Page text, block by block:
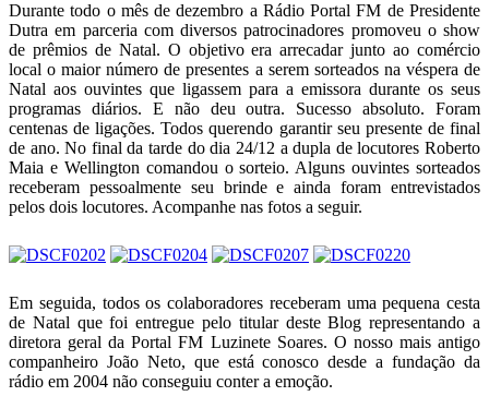
Durante todo o mês de dezembro a Rádio Portal FM de Presidente
Dutra em parceria com diversos patrocinadores promoveu o show
de prêmios de Natal. O objetivo era arrecadar junto ao comércio
local o maior número de presentes a serem sorteados na véspera de
Natal aos ouvintes que ligassem para a emissora durante os seus
programas diários. E não deu outra. Sucesso absoluto. Foram
centenas de ligações. Todos querendo garantir seu presente de final
de ano. No final da tarde do dia 24/12 a dupla de locutores Roberto
Maia e Wellington comandou o sorteio. Alguns ouvintes sorteados
receberam pessoalmente seu brinde e ainda foram entrevistados
pelos dois locutores. Acompanhe nas fotos a seguir.
Em seguida, todos os colaboradores receberam uma pequena cesta
de Natal que foi entregue pelo titular deste Blog representando a
diretora geral da Portal FM Luzinete Soares. O nosso mais antigo
companheiro João Neto, que está conosco desde a fundação da
rádio em 2004 não conseguiu conter a emoção.